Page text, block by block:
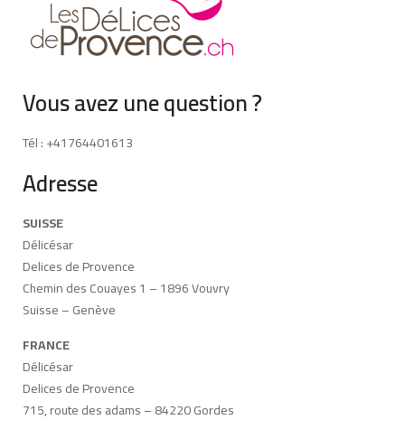
Vous avez une question ?
Tél : +41764401613
Adresse
SUISSE
Délicésar
Delices de Provence
Chemin des Couayes 1 – 1896 Vouvry
Suisse – Genève
FRANCE
Délicésar
Delices de Provence
715, route des adams – 84220 Gordes